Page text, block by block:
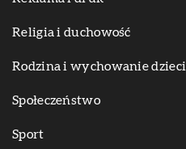
Religia i duchowość
Rodzina i wychowanie dzieci
Społeczeństwo
Sport